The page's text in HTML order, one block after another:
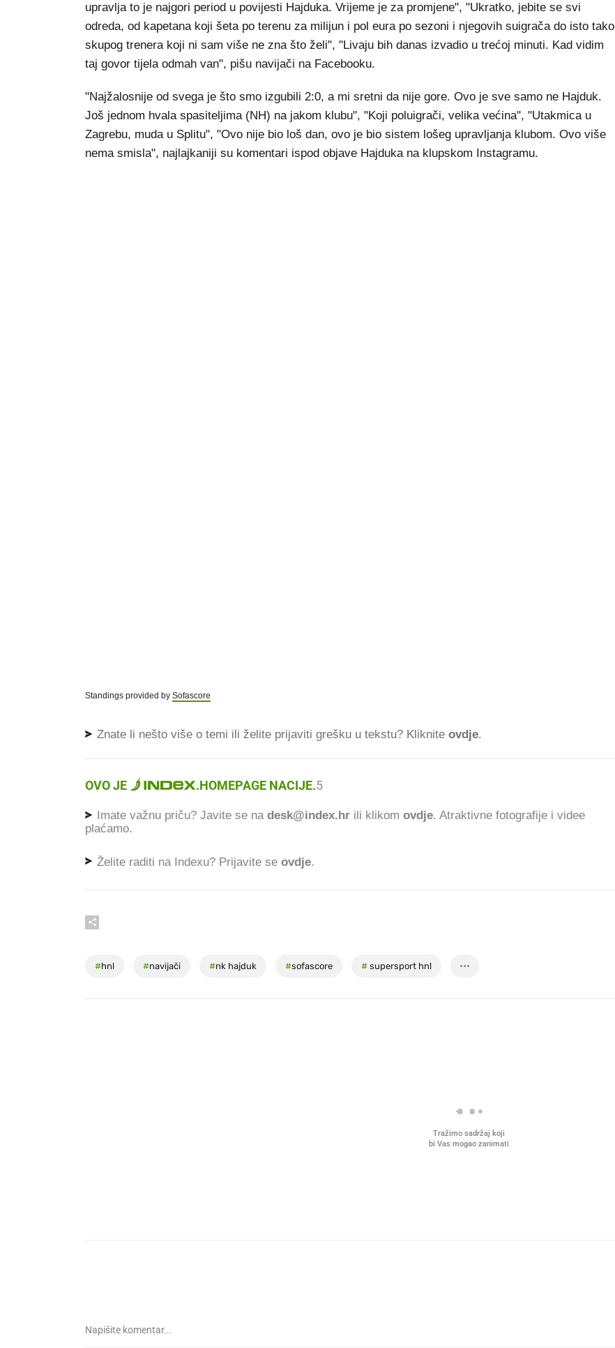
upravlja to je najgori period u povijesti Hajduka. Vrijeme je za promjene", "Ukratko, jebite se svi
odreda, od kapetana koji šeta po terenu za milijun i pol eura po sezoni i njegovih suigrača do isto tako
skupog trenera koji ni sam više ne zna što želi", "Livaju bih danas izvadio u trećoj minuti. Kad vidim
taj govor tijela odmah van", pišu navijači na Facebooku.
"Najžalosnije od svega je što smo izgubili 2:0, a mi sretni da nije gore. Ovo je sve samo ne Hajduk.
Još jednom hvala spasiteljima (NH) na jakom klubu", "Koji poluigrači, velika većina", "Utakmica u
Zagrebu, muda u Splitu", "Ovo nije bio loš dan, ovo je bio sistem lošeg upravljanja klubom. Ovo više
nema smisla", najlajkaniji su komentari ispod objave Hajduka na klupskom Instagramu.
Standings provided by Sofascore
Znate li nešto više o temi ili želite prijaviti grešku u tekstu? Kliknite ovdje.
OVO JE .HOMEPAGE NACIJE.559.792 ČITATELJA DANA
Imate važnu priču? Javite se na desk@index.hr ili klikom ovdje. Atraktivne fotografije i videe
plaćamo.
Želite raditi na Indexu? Prijavite se ovdje.
#hnl #navijači #nk hajduk #sofascore # supersport hnl
Tražimo sadržaj koji
bi Vas mogao zanimati